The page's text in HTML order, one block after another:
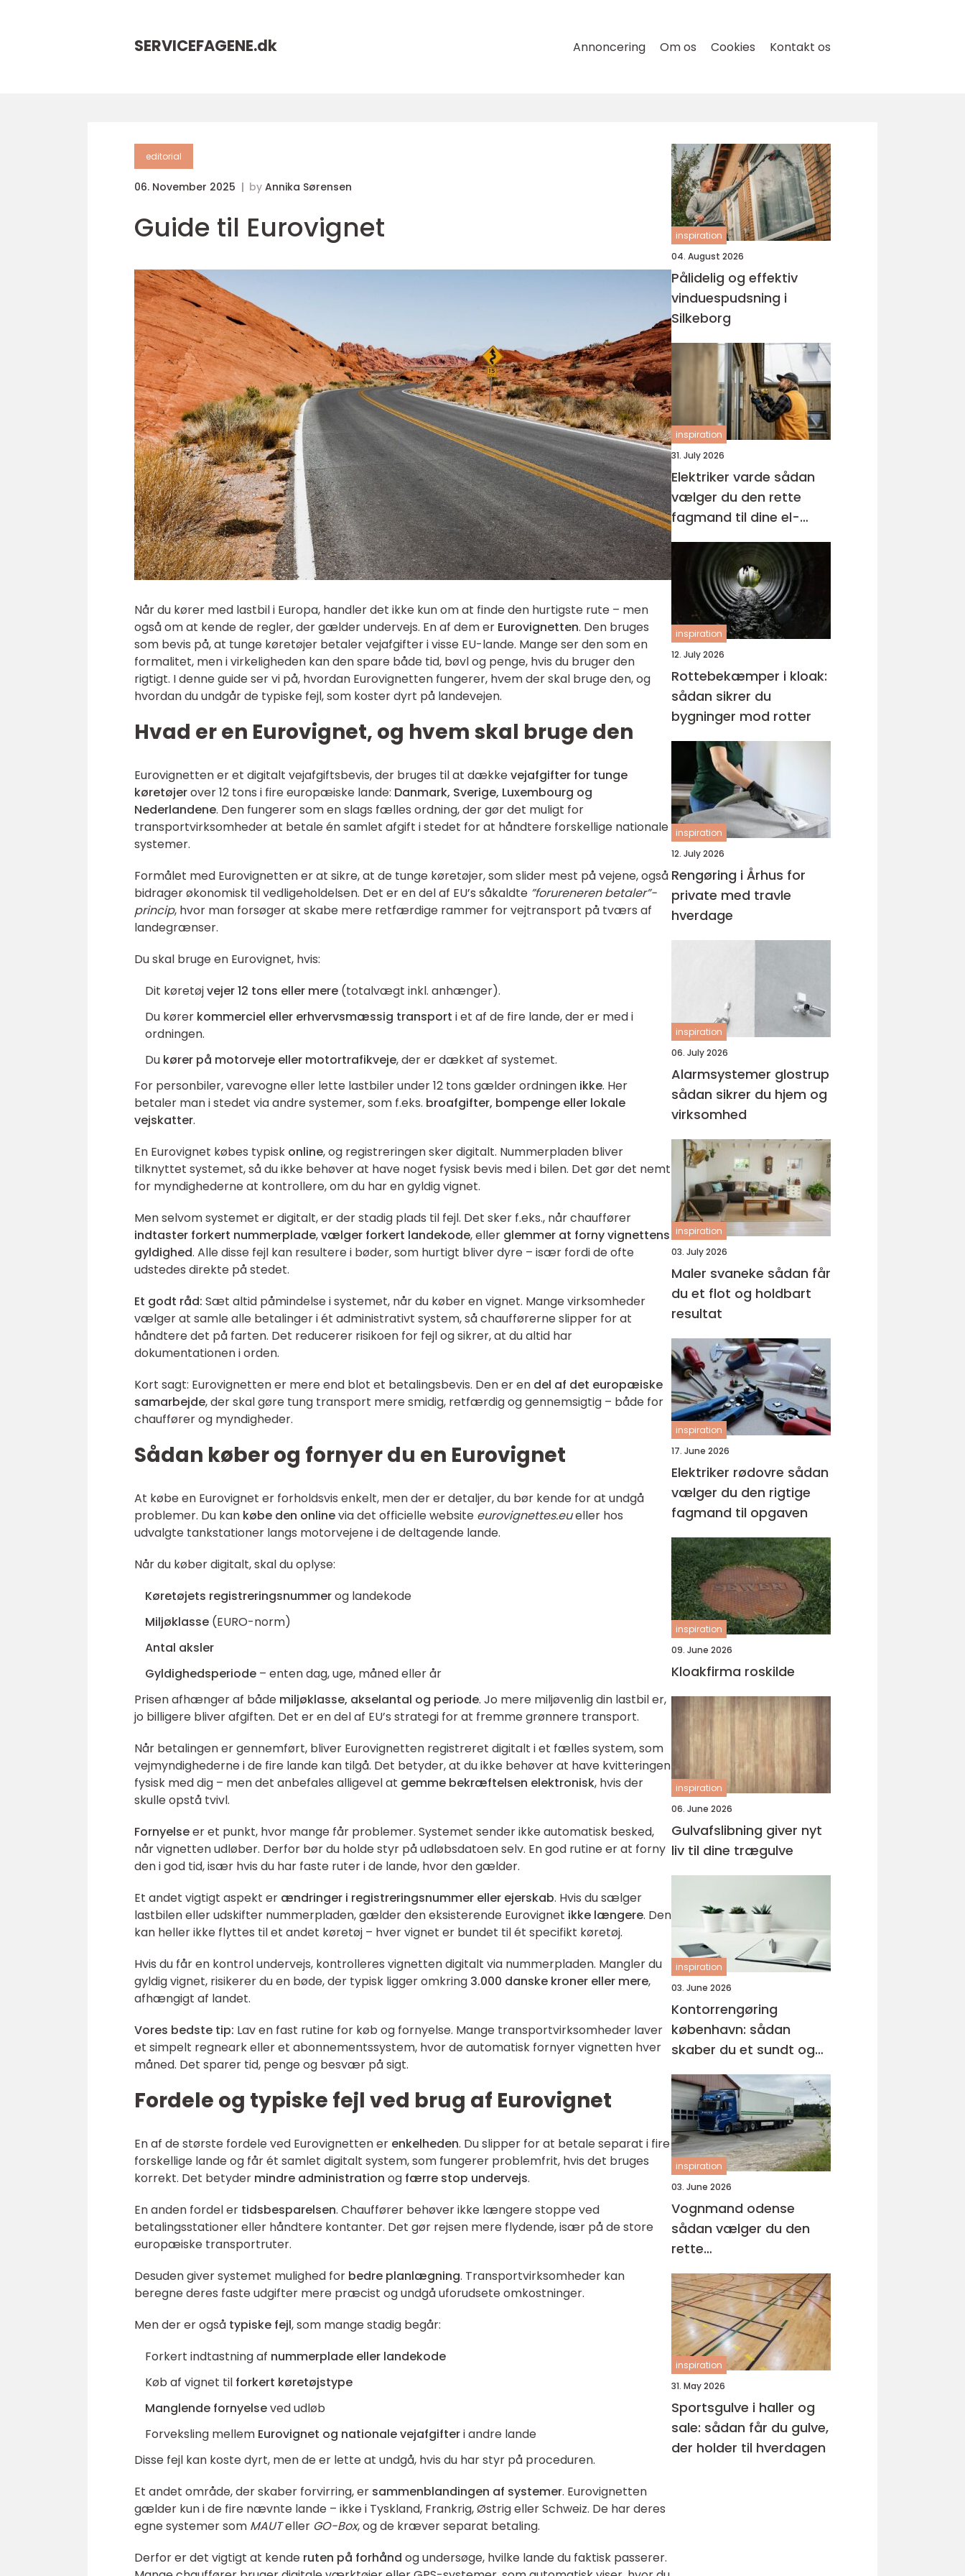
SERVICEFAGENE.dk Annoncering Om os Cookies Kontakt os
editorial
06. November 2025 by Annika Sørensen
Guide til Eurovignet
Når du kører med lastbil i Europa, handler det ikke kun om at finde den hurtigste rute – men
også om at kende de regler, der gælder undervejs. En af dem er Eurovignetten. Den bruges
som bevis på, at tunge køretøjer betaler vejafgifter i visse EU-lande. Mange ser den som en
formalitet, men i virkeligheden kan den spare både tid, bøvl og penge, hvis du bruger den
rigtigt. I denne guide ser vi på, hvordan Eurovignetten fungerer, hvem der skal bruge den, og
hvordan du undgår de typiske fejl, som koster dyrt på landevejen.
Hvad er en Eurovignet, og hvem skal bruge den
Eurovignetten er et digitalt vejafgiftsbevis, der bruges til at dækkevejafgifter for tunge
køretøjerover 12 tons i fire europæiske lande: Danmark, Sverige, Luxembourg og
Nederlandene. Den fungerer som en slags fælles ordning, der gør det muligt for
transportvirksomheder at betale én samlet afgift i stedet for at håndtere forskellige nationale
systemer.
Formålet med Eurovignetten er at sikre, at de tunge køretøjer, som slider mest på vejene, også
bidrager økonomisk til vedligeholdelsen. Det er en del af EU’s såkaldte ”forureneren betaler”-
princip, hvor man forsøger at skabe mere retfærdige rammer for vejtransport på tværs af
landegrænser.
Du skal bruge en Eurovignet, hvis:
Dit køretøjvejer 12 tons eller mere (totalvægt inkl. anhænger).
Du kører kommerciel eller erhvervsmæssig transport i et af de fire lande, der er med i
ordningen.
Du kører på motorveje eller motortrafikveje, der er dækket af systemet.
For personbiler, varevogne eller lette lastbiler under 12 tons gælder ordningen ikke. Her
betaler man i stedet via andre systemer, som f.eks. broafgifter, bompenge eller lokale
vejskatter.
En Eurovignet købes typisk online, og registreringen sker digitalt. Nummerpladen bliver
tilknyttet systemet, så du ikke behøver at have noget fysisk bevis med i bilen. Det gør det nemt
for myndighederne at kontrollere, om du har en gyldig vignet.
Men selvom systemet er digitalt, er der stadig plads til fejl. Det sker f.eks., når chauffører
indtaster forkert nummerplade,vælger forkert landekode, eller glemmer at forny vignettens
gyldighed. Alle disse fejl kan resultere i bøder, som hurtigt bliver dyre – især fordi de ofte
udstedes direkte på stedet.
Et godt råd: Sæt altid påmindelse i systemet, når du køber en vignet. Mange virksomheder
vælger at samle alle betalinger i ét administrativt system, så chaufførerne slipper for at
håndtere det på farten. Det reducerer risikoen for fejl og sikrer, at du altid har
dokumentationen i orden.
Kort sagt: Eurovignetten er mere end blot et betalingsbevis. Den er en del af det europæiske
samarbejde, der skal gøre tung transport mere smidig, retfærdig og gennemsigtig – både for
chauffører og myndigheder.
Sådan køber og fornyer du en Eurovignet
At købe en Eurovignet er forholdsvis enkelt, men der er detaljer, du bør kende for at undgå
problemer. Du kan købe den onlinevia det officielle website eurovignettes.eueller hos
udvalgte tankstationer langs motorvejene i de deltagende lande.
Når du køber digitalt, skal du oplyse:
Køretøjets registreringsnummerog landekode
Miljøklasse (EURO-norm)
Antal aksler
Gyldighedsperiode – enten dag, uge, måned eller år
Prisen afhænger af både miljøklasse, akselantal og periode. Jo mere miljøvenlig din lastbil er,
jo billigere bliver afgiften. Det er en del af EU’s strategi for at fremme grønnere transport.
Når betalingen er gennemført, bliver Eurovignetten registreret digitalt i et fælles system, som
vejmyndighederne i de fire lande kan tilgå. Det betyder, at du ikke behøver at have kvitteringen
fysisk med dig – men det anbefales alligevel at gemme bekræftelsen elektronisk, hvis der
skulle opstå tvivl.
Fornyelseer et punkt, hvor mange får problemer. Systemet sender ikke automatisk besked,
når vignetten udløber. Derfor bør du holde styr på udløbsdatoen selv. En god rutine er at forny
den i god tid, især hvis du har faste ruter i de lande, hvor den gælder.
Et andet vigtigt aspekt er ændringer i registreringsnummer eller ejerskab. Hvis du sælger
lastbilen eller udskifter nummerpladen, gælder den eksisterende Eurovignet ikke længere. Den
kan heller ikke flyttes til et andet køretøj – hver vignet er bundet til ét specifikt køretøj.
Hvis du får en kontrol undervejs, kontrolleres vignetten digitalt via nummerpladen. Mangler du
gyldig vignet, risikerer du en bøde, der typisk ligger omkring 3.000 danske kroner eller mere,
afhængigt af landet.
Vores bedste tip: Lav en fast rutine for køb og fornyelse. Mange transportvirksomheder laver
et simpelt regneark eller et abonnementssystem, hvor de automatisk fornyer vignetten hver
måned. Det sparer tid, penge og besvær på sigt.
Fordele og typiske fejl ved brug af Eurovignet
En af de største fordele ved Eurovignetten er enkelheden. Du slipper for at betale separat i fire
forskellige lande og får ét samlet digitalt system, som fungerer problemfrit, hvis det bruges
korrekt. Det betyder mindre administration og færre stop undervejs.
En anden fordel er tidsbesparelsen. Chauffører behøver ikke længere stoppe ved
betalingsstationer eller håndtere kontanter. Det gør rejsen mere flydende, især på de store
europæiske transportruter.
Desuden giver systemet mulighed for bedre planlægning. Transportvirksomheder kan
beregne deres faste udgifter mere præcist og undgå uforudsete omkostninger.
Men der er også typiske fejl, som mange stadig begår:
Forkert indtastning af nummerplade eller landekode
Køb af vignet til forkert køretøjstype
Manglende fornyelseved udløb
Forveksling mellem Eurovignet og nationale vejafgifteri andre lande
Disse fejl kan koste dyrt, men de er lette at undgå, hvis du har styr på proceduren.
Et andet område, der skaber forvirring, er sammenblandingen af systemer. Eurovignetten
gælder kun i de fire nævnte lande – ikke i Tyskland, Frankrig, Østrig eller Schweiz. De har deres
egne systemer som MAUTeller GO-Box, og de kræver separat betaling.
Derfor er det vigtigt at kende ruten på forhånd og undersøge, hvilke lande du faktisk passerer.
inspiration
04. August 2026
Pålidelig og effektiv
vinduespudsning i
Silkeborg
inspiration
31. July 2026
Elektriker varde sådan
vælger du den rette
fagmand til dine el-
opgaver
inspiration
12. July 2026
Rottebekæmper i kloak:
sådan sikrer du
bygninger mod rotter
inspiration
12. July 2026
Rengøring i Århus for
private med travle
hverdage
inspiration
06. July 2026
Alarmsystemer glostrup
sådan sikrer du hjem og
virksomhed
inspiration
03. July 2026
Maler svaneke sådan får
du et flot og holdbart
resultat
inspiration
17. June 2026
Elektriker rødovre sådan
vælger du den rigtige
fagmand til opgaven
inspiration
09. June 2026
Kloakfirma roskilde
inspiration
06. June 2026
Gulvafslibning giver nyt
liv til dine trægulve
inspiration
03. June 2026
Kontorrengøring
københavn: sådan
skaber du et sundt og
professionelt
arbejdsmiljø
inspiration
03. June 2026
Vognmand odense
sådan vælger du den
rette
samarbejdspartner
inspiration
31. May 2026
Sportsgulve i haller og
sale: sådan får du gulve,
der holder til hverdagen